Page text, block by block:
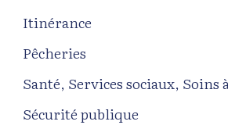
Itinérance
Pêcheries
Santé, Services sociaux, Soins
Sécurité publique